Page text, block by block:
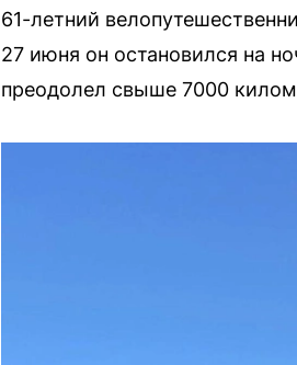
61-летний
27 июня он остановился на
преодолел свыше 7000